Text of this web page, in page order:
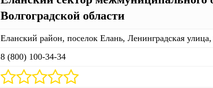
Волгоградской области
Еланский район, поселок Елань, Ленинградская
8 (800) 100-34-34